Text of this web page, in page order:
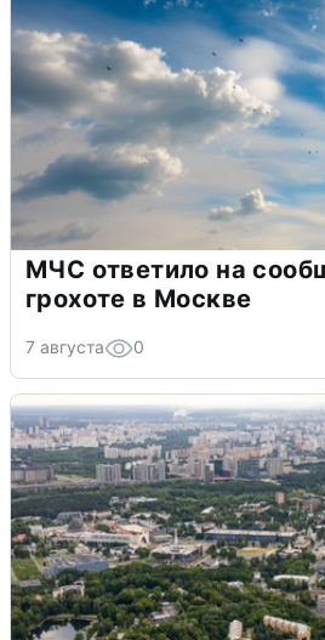
МЧС ответило на
грохоте в Москве
7 августа 0